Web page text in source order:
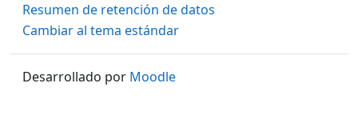
Resumen de retención de datos
Cambiar al tema estándar
Desarrollado por Moodle